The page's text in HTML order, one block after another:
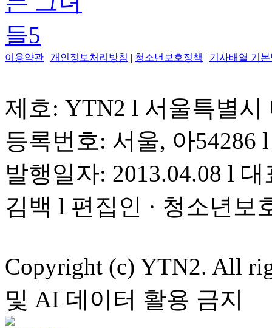
이용약관 개인정보처리방침 청소년보호정책 기사배열 기
제호: YTN2 l 서울특별
등록번호: 서울, 아54286
발행일자: 2013.04.08 l
김백 l 편집인 · 청소년보
Copyright (c) YTN2. All
및 AI 데이터 활용 금지